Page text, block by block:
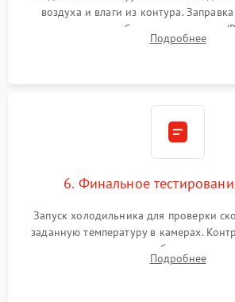
воздуха и влаги из контура.
дозированным объемом хладагента
электронным весам. Контроль рабочего
Подробнее
6. Финальное
Запуск холодильника для проверки
заданную температуру в камерах.
компрессора, отсутствия обмерзания
срабатывания системыПодробнее